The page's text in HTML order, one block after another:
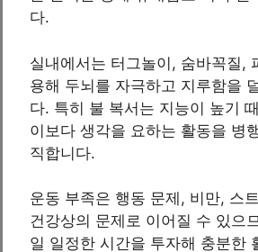
다.
실내에서는 터그놀이, 숨바꼭질,
용해 두뇌를 자극하고 지루함을
다. 특히 불 복서는 지능이 높기
이보다 생각을 요하는 활동을 병
직합니다.
운동 부족은 행동 문제, 비만, 스
건강상의 문제로 이어질 수 있으
일 일정한 시간을 투자해 충분한